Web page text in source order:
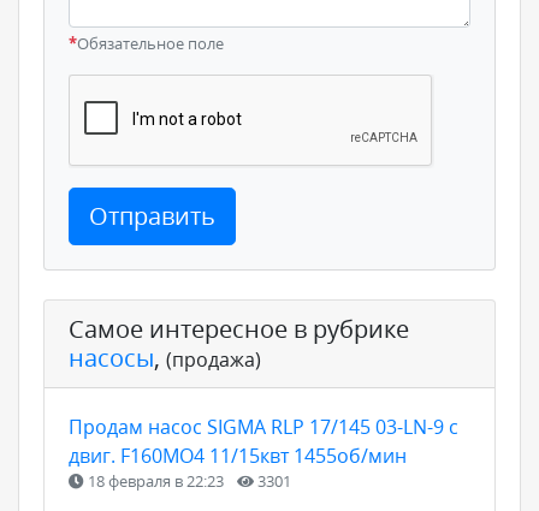
*Обязательное поле
Отправить
Самое интересное в рубрике
насосы, (продажа)
Продам насос SIGMA RLP 17/145 03-LN-9 с
двиг. F160MO4 11/15квт 1455об/мин
18 февраля в 22:23 3301